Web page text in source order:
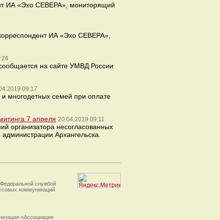
ИА «Эхо СЕВЕРА», мониторящий
ИА «Эхо СЕВЕРА»,
на сайте УМВД России
09:17
многодетных семей при оплате
7 апреля 20.04.2019 09:11
организатора несогласованных
Архангельска.
службой
коммуникаций
«Ассоциация